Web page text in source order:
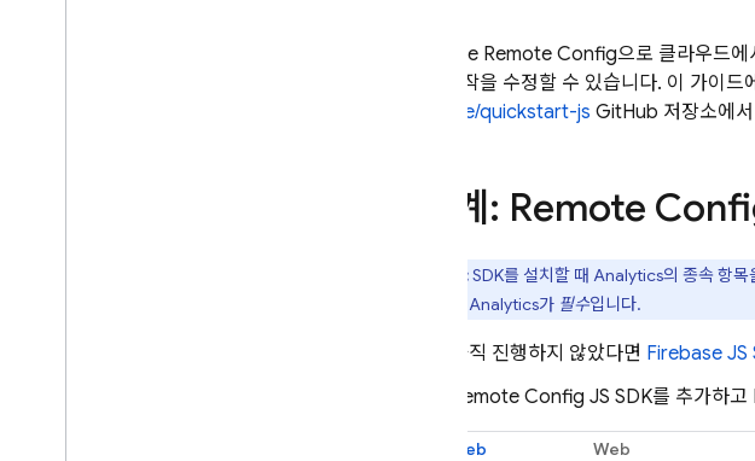
Firebase Remote Config으로 클라우드
양과 동작을 수정할 수 있습니다. 이 가이
firebase/quickstart-js GitHub 저장소에
1단계: Remote
참고:SDK를 설치할 때 Analytics의 종속 항목
Analytics가 필수입니다.
아직 진행하지 않았다면 Firebase JS
Remote Config JS SDK를 추가하고
Web Web